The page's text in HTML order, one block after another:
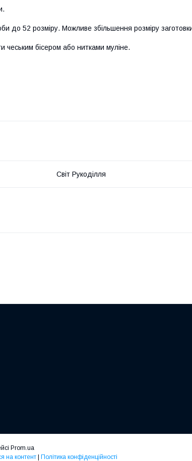
до 52 розміру. Можливе збільшення розміру
чеським бісером або нитками муліне.
Світ Рукоділля
Prom.ua
на контент | Політика конфіденційності